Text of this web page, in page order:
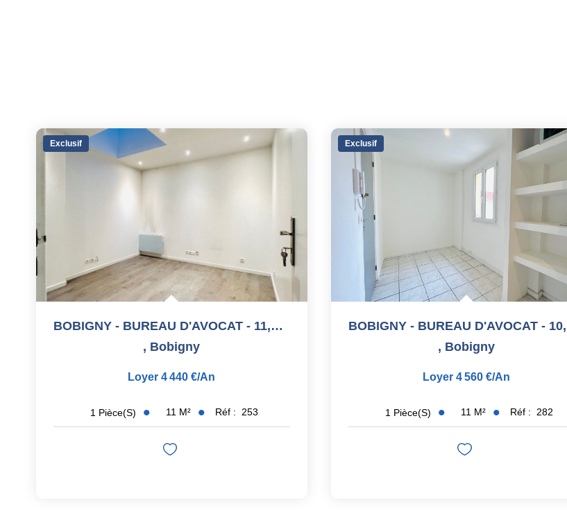
Exclusif
BOBIGNY - BUREAU D'AVOCAT - 11,37 M2
, Bobigny
Loyer 4 440 €/an
1 Pièce(s) 11 M² Réf : 253
Exclusif
, Bobigny
Loyer 4 560 €/an
1 Pièce(s) 11 M² Réf : 282